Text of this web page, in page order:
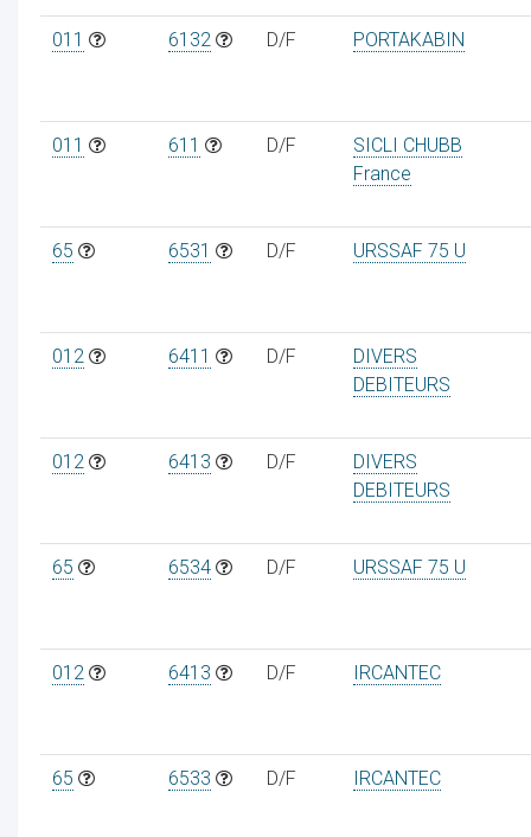
011 6132 D/F PORTAKABIN
011 611 D/F
SICLI CHUBB
France
65 6531 D/F URSSAF 75 U
012 6411 D/F
DIVERS
DEBITEURS
012 6413 D/F
DIVERS
DEBITEURS
65 6534 D/F URSSAF 75 U
012 6413 D/F IRCANTEC
65 6533 D/F IRCANTEC